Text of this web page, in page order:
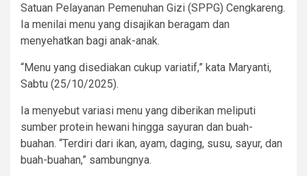
Satuan Pelayanan Pemenuhan Gizi (SPPG) Cengkareng.
Ia menilai menu yang disajikan beragam dan
menyehatkan bagi anak-anak.
“Menu yang disediakan cukup variatif,” kata Maryanti,
Sabtu (25/10/2025).
Ia menyebut variasi menu yang diberikan meliputi
sumber protein hewani hingga sayuran dan buah-
buahan. “Terdiri dari ikan, ayam, daging, susu, sayur, dan
buah-buahan,” sambungnya.